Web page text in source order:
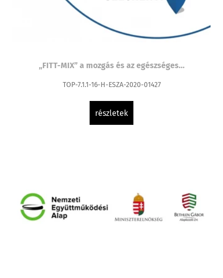
„FITT-MIX” a mozgás és az egészséges...
TOP-7.1.1-16-H-ESZA-2020-01427
részletek